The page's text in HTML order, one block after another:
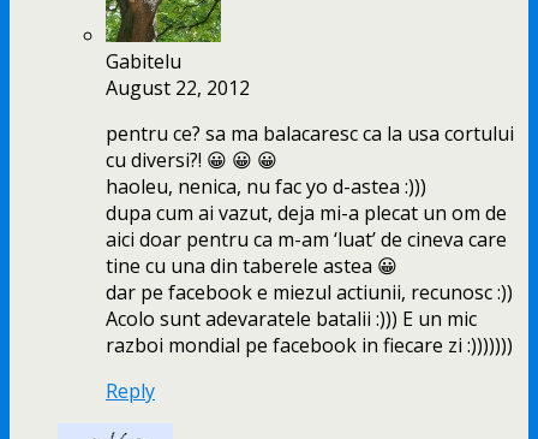
Gabitelu
August 22, 2012
pentru ce? sa ma balacaresc ca la usa cortului
cu diversi?! 😀 😀 😀
haoleu, nenica, nu fac yo d-astea :)))
dupa cum ai vazut, deja mi-a plecat un om de
aici doar pentru ca m-am ‘luat’ de cineva care
tine cu una din taberele astea 😀
dar pe facebook e miezul actiunii, recunosc :))
Acolo sunt adevaratele batalii :))) E un mic
razboi mondial pe facebook in fiecare zi :)))))))
Reply